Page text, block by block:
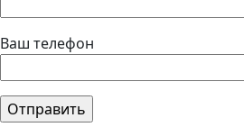
Ваш телефон